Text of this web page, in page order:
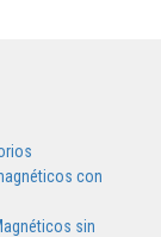
con
sin